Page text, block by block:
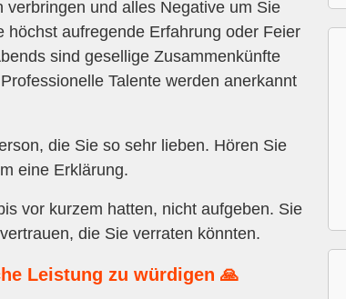
und alles Negative um Sie
aufregende Erfahrung oder Feier
sind gesellige Zusammenkünfte
Talente werden anerkannt
die Sie so sehr lieben. Hören Sie
eine Erklärung.
vor kurzem hatten, nicht aufgeben. Sie
die Sie verraten könnten.
Leistung zu würdigen 🙏